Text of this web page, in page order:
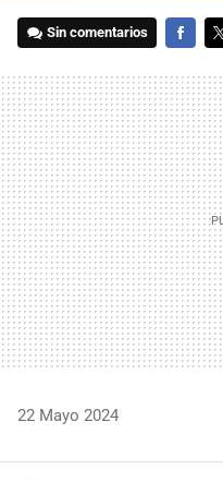
Sin comentarios
22 Mayo 2024